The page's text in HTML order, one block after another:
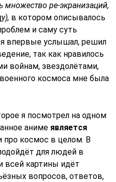
множество ре-экранизаций,
в котором описывалось
и саму суть
я впервые услышал, решил
так как нравилось
войнам, звездолётами,
космоса мне была
я посмотрел на одном
аниме является
про космос в целом. В
для людей в
всей картины идёт
вопросов, ответов,